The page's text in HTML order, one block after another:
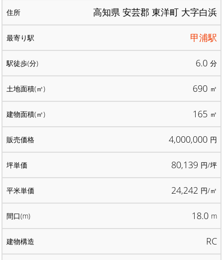
高知県 安芸郡 東洋町 大字白浜
甲浦駅
6.0 分
690 ㎡
165 ㎡
4,000,000 円
80,139 円/坪
24,242 円/㎡
18.0 m
RC